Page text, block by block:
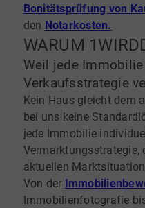
Bonitätsprüfung von
den Notarkosten.
WARUM
Weil jede
Verkaufsstrategie
Kein Haus gleicht dem
bei uns keine
jede Immobilie
Vermarktungsstrategie,
aktuellen
Von der
Immobilienfotografie